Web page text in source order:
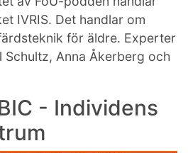
IVRIS. Det handlar om
för äldre. Experter
Schultz, Anna Åkerberg och
- Individens